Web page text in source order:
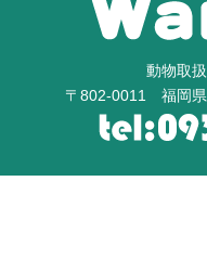
動物取
〒802-0011 福岡県